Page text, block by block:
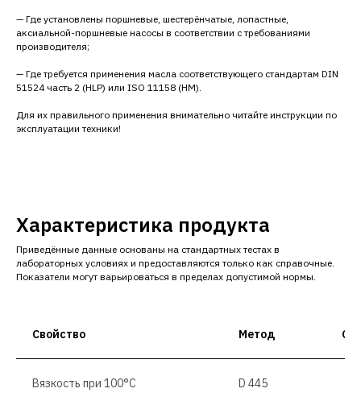
— Где установлены поршневые, шестерёнчатые, лопастные,
аксиальной-поршневые насосы в соответствии с требованиями
производителя;
— Где требуется применения масла соответствующего стандартам DIN
51524 часть 2 (HLP) или ISO 11158 (HM).
Для их правильного применения внимательно читайте инструкции по
эксплуатации техники!
Характеристика продукта
Приведённые данные основаны на стандартных тестах в
лабораторных условиях и предоставляются только как справочные.
Показатели могут варьироваться в пределах допустимой нормы.
Свойство Метод
Вязкость при 100°C D 445